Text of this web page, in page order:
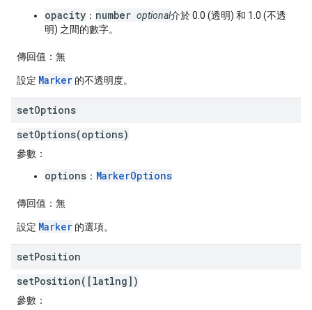
opacity ： number optional介於 0.0 (透明) 和 1.0 (不透
明) 之間的數字。
傳回值： 無
設定 Marker 的不透明度。
setOptions
setOptions(options)
參數：
options ： MarkerOptions
傳回值： 無
設定 Marker 的選項。
setPosition
setPosition([latlng])
參數：